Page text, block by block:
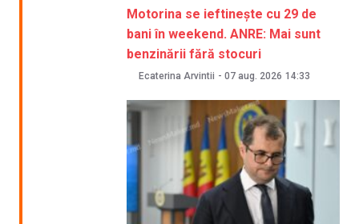
Motorina se ieftinește cu 29 de
bani în weekend. ANRE: Mai sunt
benzinării fără stocuri
Ecaterina Arvintii - 07 aug. 2026 14:33